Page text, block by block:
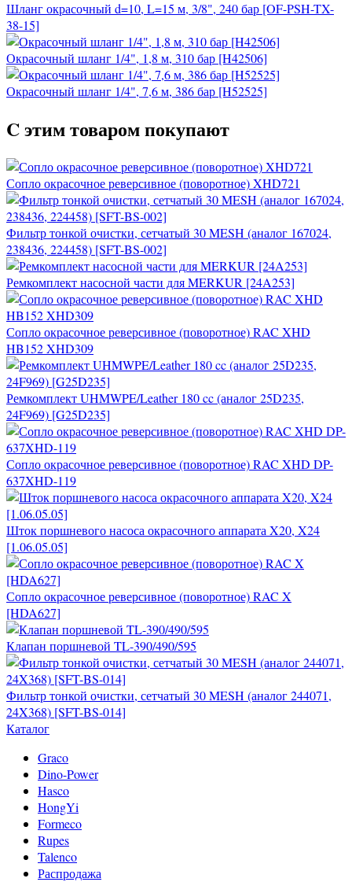
Шланг окрасочный d=10, L=15 м, 3/8", 240 бар [OF-PSH-TX-
38-15]
Окрасочный шланг 1/4", 1,8 м, 310 бар [H42506]
Окрасочный шланг 1/4", 7,6 м, 386 бар [H52525]
C этим товаром покупают
Сопло окрасочное реверсивное (поворотное) XHD721
Фильтр тонкой очистки, сетчатый 30 MESH (аналог 167024,
238436, 224458) [SFT-BS-002]
Ремкомплект насосной части для MERKUR [24A253]
Сопло окрасочное реверсивное (поворотное) RAC XHD
HB152 XHD309
Ремкомплект UHMWPE/Leather 180 cc (аналог 25D235,
24F969) [G25D235]
Сопло окрасочное реверсивное (поворотное) RAC XHD DP-
637XHD-119
Шток поршневого насоса окрасочного аппарата X20, X24
[1.06.05.05]
Сопло окрасочное реверсивное (поворотное) RAC X
[HDA627]
Клапан поршневой TL-390/490/595
Фильтр тонкой очистки, сетчатый 30 MESH (аналог 244071,
24X368) [SFT-BS-014]
Каталог
Graco
Dino-Power
Hasco
HongYi
Formeco
Rupes
Talenco
Распродажа